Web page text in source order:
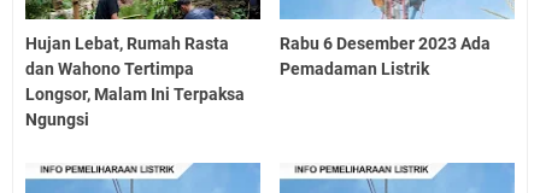
Hujan Lebat, Rumah Rasta
dan Wahono Tertimpa
Longsor, Malam Ini Terpaksa
Ngungsi
Rabu 6 Desember 2023 Ada
Pemadaman Listrik